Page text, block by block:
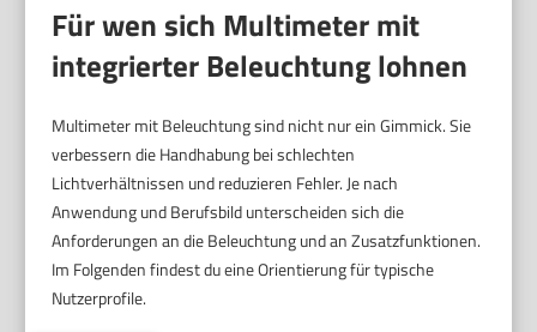
Für wen sich Multimeter mit
integrierter Beleuchtung lohnen
Multimeter mit Beleuchtung sind nicht nur ein Gimmick. Sie
verbessern die Handhabung bei schlechten
Lichtverhältnissen und reduzieren Fehler. Je nach
Anwendung und Berufsbild unterscheiden sich die
Anforderungen an die Beleuchtung und an Zusatzfunktionen.
Im Folgenden findest du eine Orientierung für typische
Nutzerprofile.